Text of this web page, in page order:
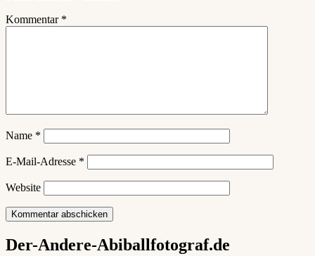
Kommentar *
Name *
E-Mail-Adresse *
Website
Der-Andere-Abiballfotograf.de